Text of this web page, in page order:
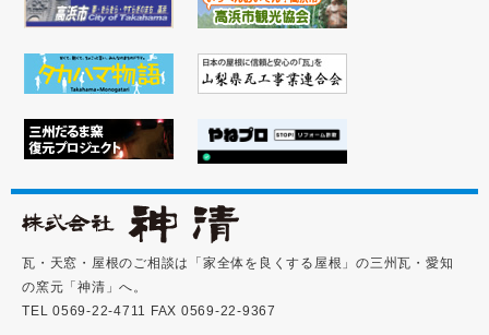
瓦・天窓・屋根のご相談は「家全体を良くする屋根」の三州瓦・愛知
の窯元「神清」へ。
TEL 0569-22-4711 FAX 0569-22-9367